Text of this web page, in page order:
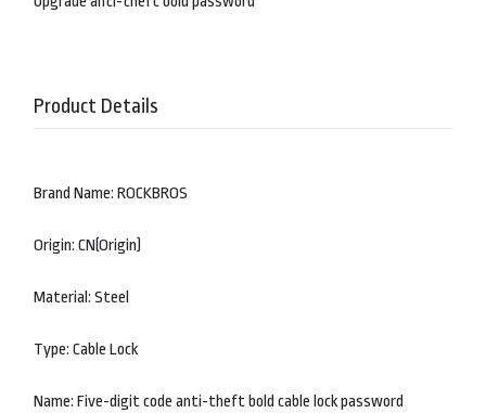
Product Details
Brand Name: ROCKBROS
Origin: CN(Origin)
Material: Steel
Type: Cable Lock
Name: Five-digit code anti-theft bold cable lock password